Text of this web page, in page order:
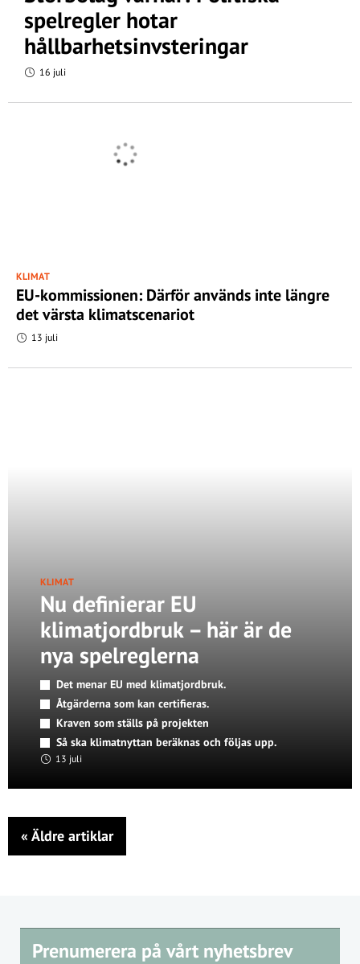
spelregler hotar
hållbarhetsinvsteringar
16 juli
KLIMAT
EU-kommissionen: Därför används inte längre
det värsta klimatscenariot
13 juli
KLIMAT
Nu definierar EU
klimatjordbruk – här är de
nya spelreglerna
Det menar EU med klimatjordbruk.
Åtgärderna som kan certifieras.
Kraven som ställs på projekten
Så ska klimatnyttan beräknas och följas upp.
13 juli
« Äldre artiklar
Prenumerera på vårt nyhetsbrev